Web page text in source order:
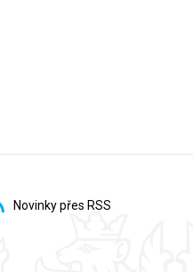
Novinky přes RSS